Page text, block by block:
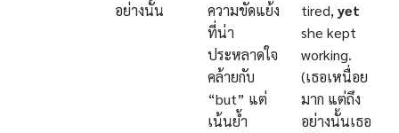
อย่างนั้น
ความขัดแย้ง
ที่น่า
ประหลาดใจ
คล้ายกับ
“but” แต่
เน้นย้ำ
tired,yet
she kept
working.
(เธอเหนื่อย
มาก แต่ถึง
อย่างนั้นเธอ